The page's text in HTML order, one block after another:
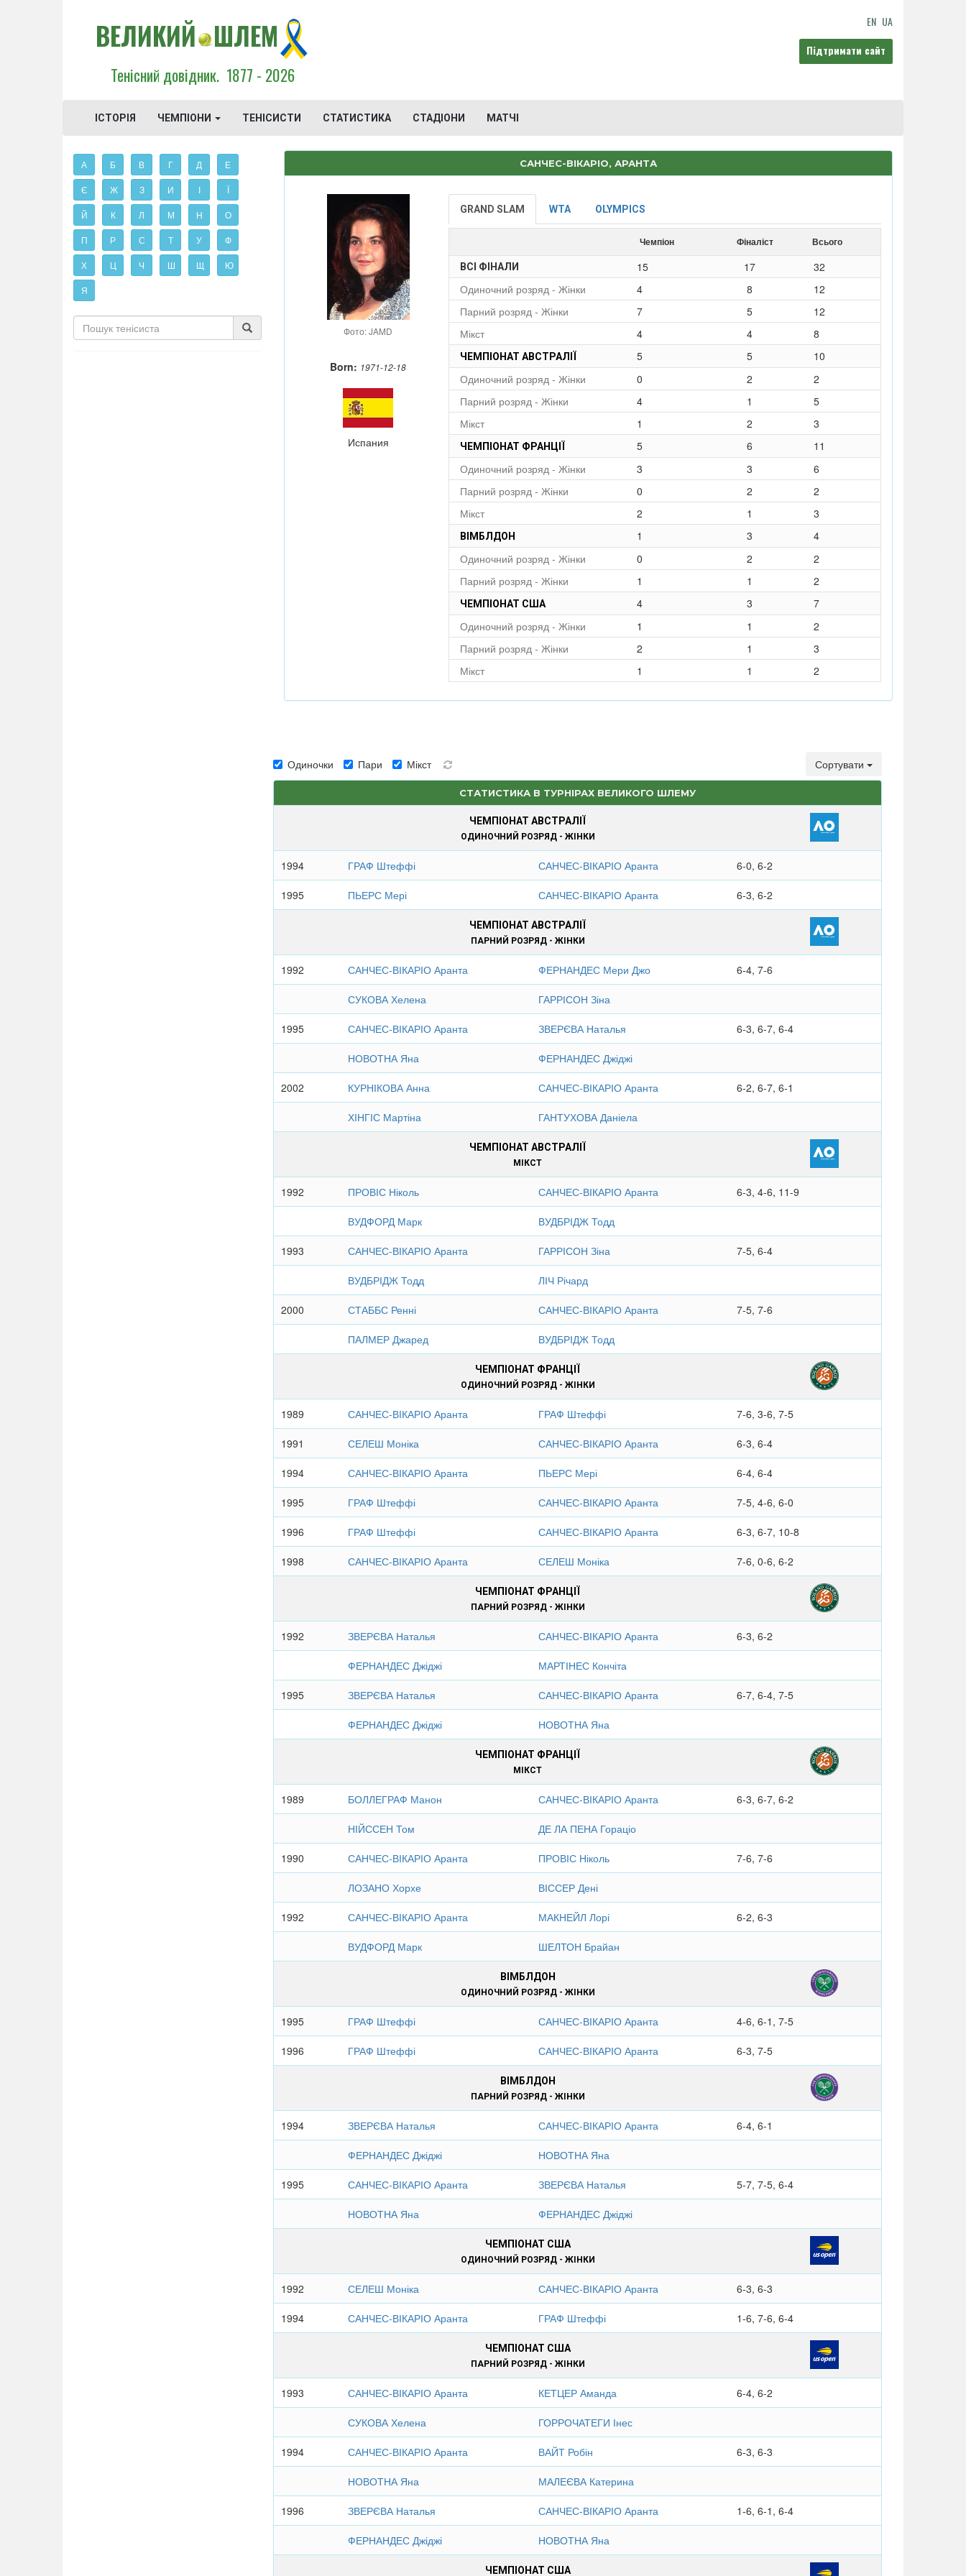
ВЕЛИКИЙ ШЛЕМ
Тенісний довідник. 1877 - 2026
EN UA
Підтримати сайт
ІСТОРІЯ ЧЕМПІОНИ ТЕНІСИСТИ СТАТИСТИКА СТАДІОНИ МАТЧІ
А Б В Г Д Е
Є Ж З И І Ї
Й К Л М Н О
П Р С Т У Ф
Х Ц Ч Ш Щ Ю
Я
САНЧЕС-ВІКАРІО, АРАНТА
Фото: JAMD
Born: 1971-12-18
Испания
GRAND SLAM WTA OLYMPICS
Чемпіон Фіналіст Всього
ВСІ ФІНАЛИ 15 17
32
Одиночний розряд - Жінки
4 8
12
Парний розряд - Жінки
7 5
12
Мікст
4 4 8
ЧЕМПІОНАТ АВСТРАЛІЇ 5 5
10
Одиночний розряд - Жінки
0 2
2
Парний розряд - Жінки
4 1
5
Мікст
1 2 3
ЧЕМПІОНАТ ФРАНЦІЇ 5 6
11
Одиночний розряд - Жінки
3 3
6
Парний розряд - Жінки
0 2
2
Мікст
2 1 3
ВІМБЛДОН 1 3
4
Одиночний розряд - Жінки
0 2
2
Парний розряд - Жінки
1 1 2
ЧЕМПІОНАТ США 4 3
7
Одиночний розряд - Жінки
1 1
2
Парний розряд - Жінки
2 1
3
Мікст
1 1 2
Одиночки Пари Мікст Сортувати
СТАТИСТИКА В ТУРНІРАХ ВЕЛИКОГО ШЛЕМУ
ЧЕМПІОНАТ АВСТРАЛІЇ
ОДИНОЧНИЙ РОЗРЯД - ЖІНКИ
1994 ГРАФ Штеффі САНЧЕС-ВІКАРІО Аранта 6-0, 6-2
1995 ПЬЕРС Мері САНЧЕС-ВІКАРІО Аранта 6-3, 6-2
ЧЕМПІОНАТ АВСТРАЛІЇ
ПАРНИЙ РОЗРЯД - ЖІНКИ
1992 САНЧЕС-ВІКАРІО Аранта ФЕРНАНДЕС Мери Джо 6-4, 7-6
СУКОВА Хелена ГАРРІСОН Зіна
1995 САНЧЕС-ВІКАРІО Аранта ЗВЕРЄВА Наталья 6-3, 6-7, 6-4
НОВОТНА Яна ФЕРНАНДЕС Джіджі
2002 КУРНІКОВА Анна САНЧЕС-ВІКАРІО Аранта 6-2, 6-7, 6-1
ХІНГІС Мартіна ГАНТУХОВА Даніела
ЧЕМПІОНАТ АВСТРАЛІЇ
МІКСТ
1992 ПРОВІС Ніколь САНЧЕС-ВІКАРІО Аранта 6-3, 4-6, 11-9
ВУДФОРД Марк ВУДБРІДЖ Тодд
1993 САНЧЕС-ВІКАРІО Аранта ГАРРІСОН Зіна 7-5, 6-4
ВУДБРІДЖ Тодд ЛІЧ Річард
2000 СТАББС Ренні САНЧЕС-ВІКАРІО Аранта 7-5, 7-6
ПАЛМЕР Джаред ВУДБРІДЖ Тодд
ЧЕМПІОНАТ ФРАНЦІЇ
ОДИНОЧНИЙ РОЗРЯД - ЖІНКИ
1989 САНЧЕС-ВІКАРІО Аранта ГРАФ Штеффі 7-6, 3-6, 7-5
1991 СЕЛЕШ Моніка САНЧЕС-ВІКАРІО Аранта 6-3, 6-4
1994 САНЧЕС-ВІКАРІО Аранта ПЬЕРС Мері 6-4, 6-4
1995 ГРАФ Штеффі САНЧЕС-ВІКАРІО Аранта 7-5, 4-6, 6-0
1996 ГРАФ Штеффі САНЧЕС-ВІКАРІО Аранта 6-3, 6-7, 10-8
1998 САНЧЕС-ВІКАРІО Аранта СЕЛЕШ Моніка 7-6, 0-6, 6-2
ЧЕМПІОНАТ ФРАНЦІЇ
ПАРНИЙ РОЗРЯД - ЖІНКИ
1992 ЗВЕРЄВА Наталья САНЧЕС-ВІКАРІО Аранта 6-3, 6-2
ФЕРНАНДЕС Джіджі МАРТІНЕС Кончіта
1995 ЗВЕРЄВА Наталья САНЧЕС-ВІКАРІО Аранта 6-7, 6-4, 7-5
ФЕРНАНДЕС Джіджі НОВОТНА Яна
ЧЕМПІОНАТ ФРАНЦІЇ
МІКСТ
1989 БОЛЛЕГРАФ Манон САНЧЕС-ВІКАРІО Аранта 6-3, 6-7, 6-2
НІЙССЕН Том ДЕ ЛА ПЕНА Гораціо
1990 САНЧЕС-ВІКАРІО Аранта ПРОВІС Ніколь 7-6, 7-6
ЛОЗАНО Хорхе ВІССЕР Дені
1992 САНЧЕС-ВІКАРІО Аранта МАКНЕЙЛ Лорі 6-2, 6-3
ВУДФОРД Марк ШЕЛТОН Брайан
ВІМБЛДОН
ОДИНОЧНИЙ РОЗРЯД - ЖІНКИ
1995 ГРАФ Штеффі САНЧЕС-ВІКАРІО Аранта 4-6, 6-1, 7-5
1996 ГРАФ Штеффі САНЧЕС-ВІКАРІО Аранта 6-3, 7-5
ВІМБЛДОН
ПАРНИЙ РОЗРЯД - ЖІНКИ
1994 ЗВЕРЄВА Наталья САНЧЕС-ВІКАРІО Аранта 6-4, 6-1
ФЕРНАНДЕС Джіджі НОВОТНА Яна
1995 САНЧЕС-ВІКАРІО Аранта ЗВЕРЄВА Наталья 5-7, 7-5, 6-4
НОВОТНА Яна ФЕРНАНДЕС Джіджі
ЧЕМПІОНАТ США
ОДИНОЧНИЙ РОЗРЯД - ЖІНКИ
1992 СЕЛЕШ Моніка САНЧЕС-ВІКАРІО Аранта 6-3, 6-3
1994 САНЧЕС-ВІКАРІО Аранта ГРАФ Штеффі 1-6, 7-6, 6-4
ЧЕМПІОНАТ США
ПАРНИЙ РОЗРЯД - ЖІНКИ
1993 САНЧЕС-ВІКАРІО Аранта КЕТЦЕР Аманда 6-4, 6-2
СУКОВА Хелена ГОРРОЧАТЕГИ Інес
1994 САНЧЕС-ВІКАРІО Аранта ВАЙТ Робін 6-3, 6-3
НОВОТНА Яна МАЛЕЄВА Катерина
1996 ЗВЕРЄВА Наталья САНЧЕС-ВІКАРІО Аранта 1-6, 6-1, 6-4
ФЕРНАНДЕС Джіджі НОВОТНА Яна
ЧЕМПІОНАТ США